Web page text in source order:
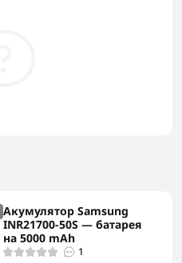
Акумулятор Samsung
INR21700-50S — батарея
на 5000 mAh
1